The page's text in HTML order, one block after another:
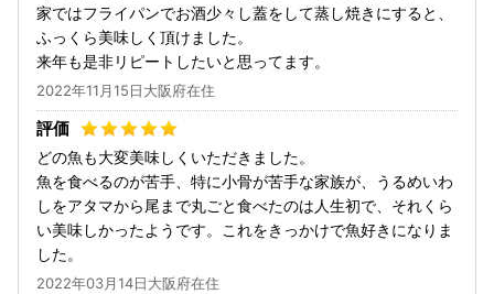
家ではフライパンでお酒少々し蓋をして蒸し焼きにすると、
ふっくら美味しく頂けました。
来年も是非リピートしたいと思ってます。
2022年11月15日大阪府在住
どの魚も大変美味しくいただきました。
魚を食べるのが苦手、特に小骨が苦手な家族が、うるめいわ
しをアタマから尾まで丸ごと食べたのは人生初で、それくら
い美味しかったようです。これをきっかけで魚好きになりま
した。
2022年03月14日大阪府在住